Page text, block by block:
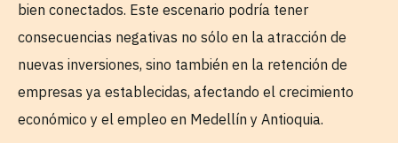
bien conectados. Este escenario podría tener
consecuencias negativas no sólo en la atracción de
nuevas inversiones, sino también en la retención de
empresas ya establecidas, afectando el crecimiento
económico y el empleo en Medellín y Antioquia.